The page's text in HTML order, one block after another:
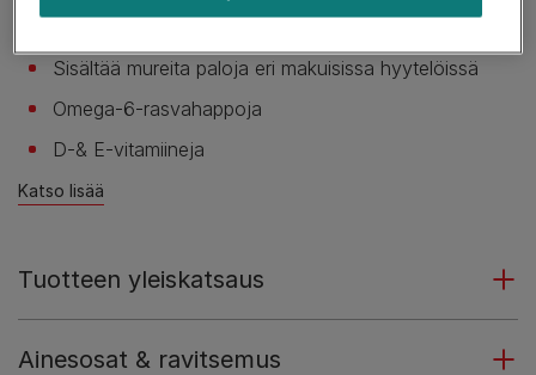
Sisältää mureita paloja eri makuisissa hyytelöissä
Omega-6-rasvahappoja
D-& E-vitamiineja
Katso lisää
Tuotteen yleiskatsaus
Ainesosat & ravitsemus